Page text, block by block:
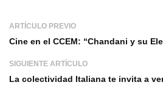
ARTÍCULO PREVIO
Cine en el CCEM: “Chandani y su
SIGUIENTE ARTÍCULO
La colectividad Italiana te invita a